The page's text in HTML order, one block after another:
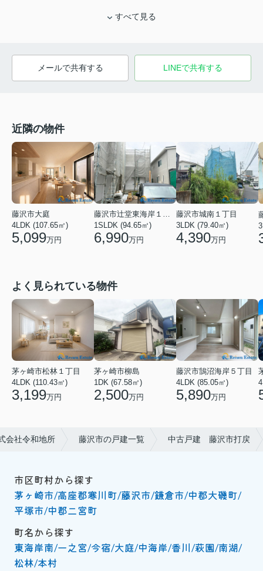
すべて見る
メールで共有する LINEで共有する
近隣の物件
藤沢市大庭
4LDK (107.65㎡)
5,099万円
藤沢市辻堂東海岸１丁目
1SLDK (94.65㎡)
6,990万円
藤沢市城南１丁目
3LDK (79.40㎡)
4,390万円
よく見られている物件
茅ヶ崎市松林１丁目
4LDK (110.43㎡)
3,199万円
茅ヶ崎市柳島
1DK (67.58㎡)
2,500万円
藤沢市鵠沼海岸５丁目
4LDK (85.05㎡)
5,890万円
会社令和地所 藤沢市の戸建一覧 中古戸建 藤沢市打戻
市区町村から探す
茅ヶ崎市 高座郡寒川町 藤沢市 鎌倉市 中郡大磯町
平塚市 中郡二宮町
町名から探す
東海岸南 一之宮 今宿 大庭 中海岸 香川 萩園 南湖
松林 本村